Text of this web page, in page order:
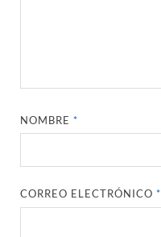
NOMBRE*
CORREO ELECTRÓNICO*